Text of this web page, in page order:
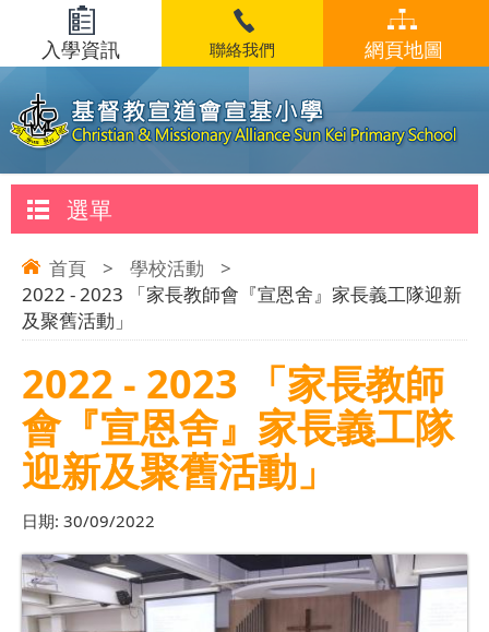
入學資訊 聯絡我們 網頁地圖
選單
首頁 > 學校活動
>
2022 - 2023 「家長教師會『宣恩舍』家長義工隊迎新
及聚舊活動」
2022 - 2023 「家長教師
會『宣恩舍』家長義工隊
迎新及聚舊活動」
日期: 30/09/2022